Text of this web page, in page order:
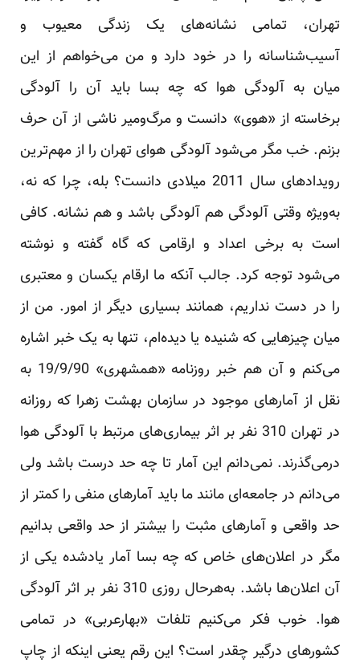
تهران، تمامی نشانه‌های یک زندگی معیوب و
آسیب‌شناسانه را در خود دارد و من می‌خواهم از این
میان به آلودگی هوا که چه بسا باید آن را آلودگی
برخاسته از «هوی» دانست و مرگ‌ومیر ناشی از آن حرف
بزنم. خب مگر می‌شود آلودگی هوای تهران را از مهم‌ترین
رویدادهای سال 2011 میلادی دانست؟ بله، چرا که نه،
به‌ویژه وقتی آلودگی هم آلودگی باشد و هم نشانه. کافی
است به برخی اعداد و ارقامی که گاه گفته و نوشته
می‌شود توجه کرد. جالب آنکه ما ارقام یکسان و معتبری
را در دست نداریم، همانند بسیاری دیگر از امور. من از
میان چیزهایی که شنیده یا دیده‌ام، تنها به یک خبر اشاره
می‌کنم و آن هم خبر روزنامه «همشهری» 19/9/90 به
نقل از آمارهای موجود در سازمان بهشت زهرا که روزانه
در تهران 310 نفر بر اثر بیماری‌های مرتبط با آلودگی هوا
درمی‌گذرند. نمی‌دانم این آمار تا چه حد درست باشد ولی
می‌دانم در جامعه‌ای مانند ما باید آمارهای منفی را کمتر از
حد واقعی و آمارهای مثبت را بیشتر از حد واقعی بدانیم
مگر در اعلان‌های خاص که چه بسا آمار یادشده یکی از
آن اعلان‌ها باشد. به‌هرحال روزی 310 نفر بر اثر آلودگی
هوا. خوب فکر می‌کنیم تلفات «بهارعربی» در تمامی
کشورهای درگیر چقدر است؟ این رقم یعنی اینکه از چاپ